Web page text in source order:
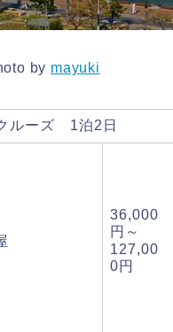
by mayuki
ルーズ 1泊2日
36,000
円～
127,00
0円